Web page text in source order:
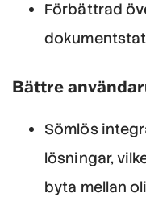
Förbättrad
Bättre
Sömlös
lösningar,
byta mellan